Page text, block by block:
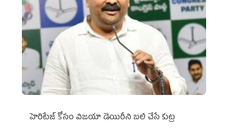
హెరిటేజ్ కోసం విజయా డెయిరీని బలి చేసే కుట్ర‌